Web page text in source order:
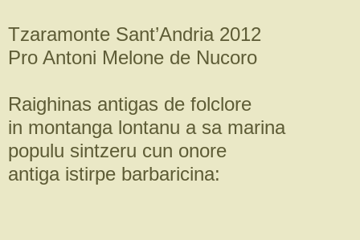
Tzaramonte Sant’Andria 2012
Pro Antoni Melone de Nucoro
Raighinas antigas de folclore
in montanga lontanu a sa marina
populu sintzeru cun onore
antiga istirpe barbaricina: